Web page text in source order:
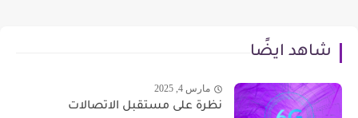
شاهد ايضًا
مارس 4, 2025
نظرة على مستقبل الاتصالات